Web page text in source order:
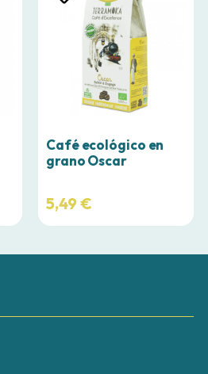
Café ecológico en
grano Oscar
5,49 €